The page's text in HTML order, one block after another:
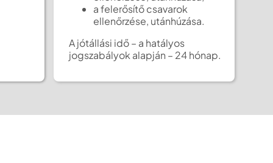
a felerősítő csavarok
ellenőrzése, utánhúzása.
A jótállási idő – a hatályos
jogszabályok alapján – 24 hónap.